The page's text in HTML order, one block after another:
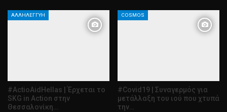
ΑΛΛΗΛΕΓΓΎΗ
#ActioAidHellas | Έρχεται το
SKG in Action στην
Θεσσαλονίκη…
COSMOS
#Covid19 | Συναγερμός για
μετάλλαξη του ιού που χτυπά
την…